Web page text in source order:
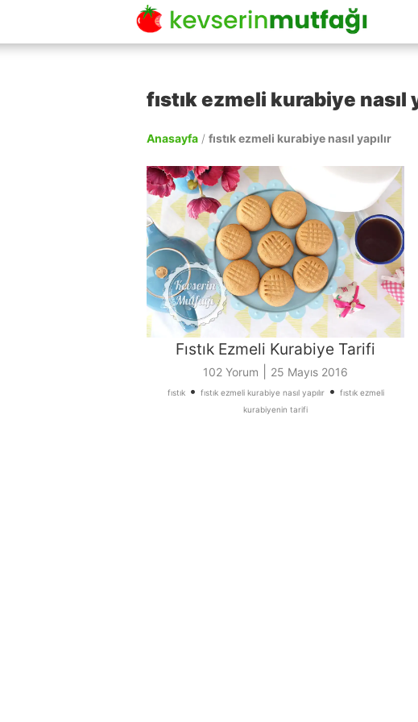
fıstık ezmeli kurabiye nasıl
Anasayfa / fıstık ezmeli kurabiye nasıl yapılır
Fıstık Ezmeli Kurabiye Tarifi
102 Yorum 25 Mayıs 2016
fıstık• fıstık ezmeli kurabiye nasıl yapılır• fıstık ezmeli
kurabiyenin tarifi